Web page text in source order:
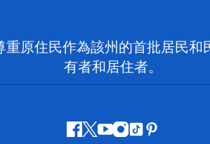
原住民作為該州的首批居民
有者和居住者。
Facebook
嘰 Youtube
Instagram
抖 Pinterest